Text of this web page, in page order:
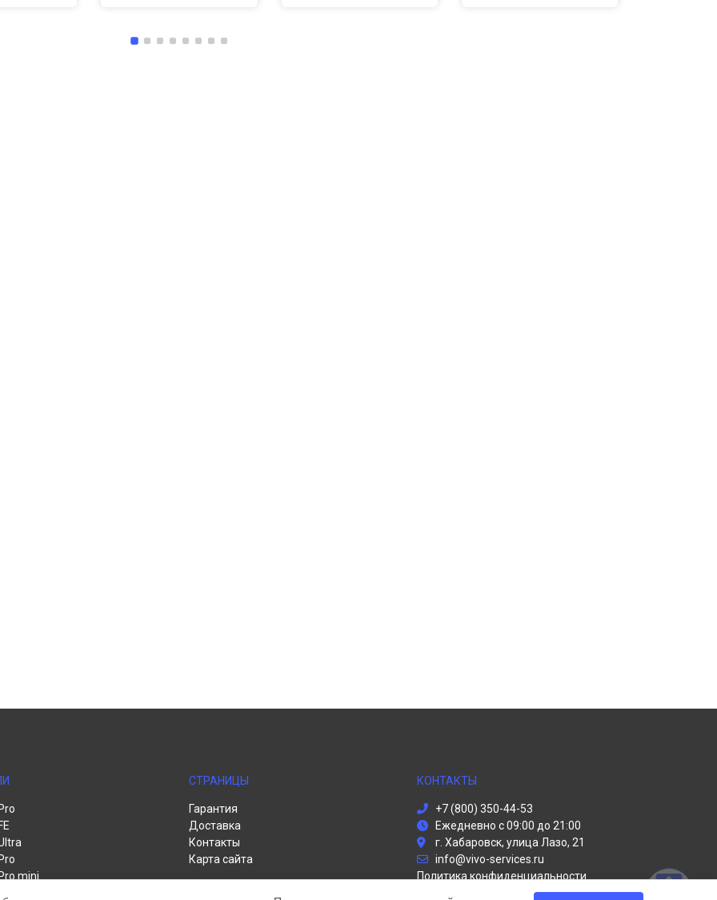
mini
СТРАНИЦЫ
Гарантия
Доставка
Контакты
Карта сайта
КОНТАКТЫ
+7 (800) 350-44-53
Ежедневно с 09:00 до 21:00
г. Хабаровск, улица Лазо, 21
info@vivo-services.ru
Политика конфиденциальности